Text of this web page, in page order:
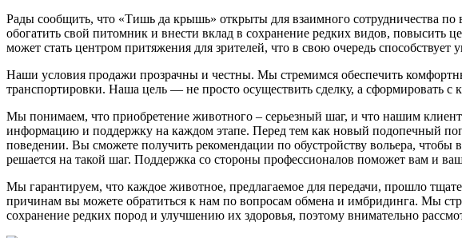
Рады сообщить, что «Тишь да крышь» открыты для взаимного сотрудничества
обогатить свой питомник и внести вклад в сохранение редких видов, повысить
может стать центром притяжения для зрителей, что в свою очередь
Наши условия продажи прозрачны и честны. Мы стремимся обеспечить
транспортировки. Наша цель — не просто осуществить сделку, а сформировать
Мы понимаем, что приобретение животного – серьезный шаг, и что нашим
информацию и поддержку на каждом этапе. Перед тем как новый подопечный
поведении. Вы сможете получить рекомендации по обустройству вольера,
решается на такой шаг. Поддержка со стороны профессионалов поможет вам и
Мы гарантируем, что каждое животное, предлагаемое для передачи, прошло
причинам вы можете обратиться к нам по вопросам обмена и имбридинга. Мы
сохранение редких пород и улучшению их здоровья, поэтому внимательно